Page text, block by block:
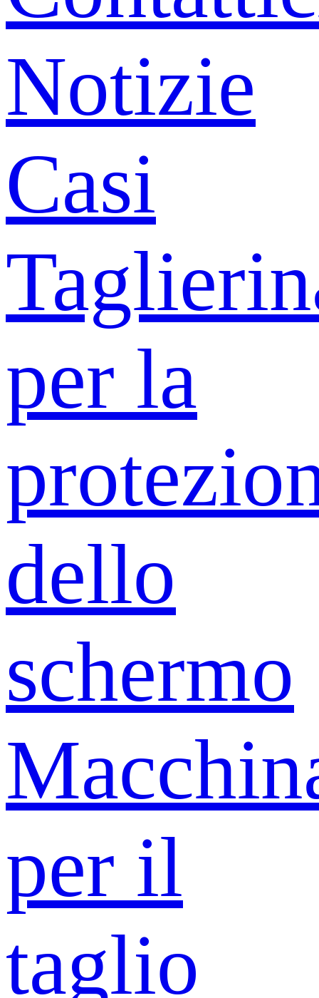
Notizie
Casi
per la
dello
schermo
per il
taglio